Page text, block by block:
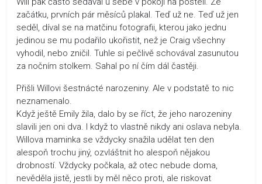
začátku, prvních pár měsíců plakal. Teď už ne. Teď už jen
seděl, díval se na matčinu fotografii, kterou jako jednu
jedinou se mu podařilo ukořistit, než je Craig všechny
vyhodil, nebo zničil. Tuhle si pečlivě schovával zasunutou
za nočním stolkem. Sahal po ní čím dál častěji.
Přišli Willovi šestnácté narozeniny. Ale v podstatě to nic
neznamenalo.
Když ještě Emily žila, dalo by se říct, že jeho narozeniny
slavili jen oni dva. I když to vlastně nikdy ani oslava nebyla.
Willova maminka se vždycky snažila udělat ten den
alespoň trochu jiný, ozvláštnit ho alespoň nějakou
drobností. Vždycky počkala, až otec nebude doma,
nevěděla jistě, jestli by měl něco proti, ale riskovat